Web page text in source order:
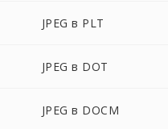
JPEG в PLT
JPEG в DOT
JPEG в DOCM